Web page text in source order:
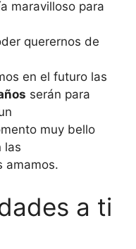
maravilloso para
querernos de
en el futuro las
serán para
muy bello
las
amamos.
a ti